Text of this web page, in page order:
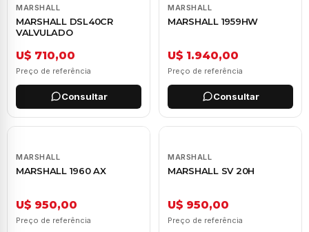
MARSHALL
MARSHALL DSL40CR
VALVULADO
U$ 710,00
Preço de referência
Consultar
MARSHALL
MARSHALL 1959HW
U$ 1.940,00
Preço de referência
Consultar
MARSHALL
MARSHALL 1960 AX
U$ 950,00
Preço de referência
MARSHALL
MARSHALL SV 20H
U$ 950,00
Preço de referência